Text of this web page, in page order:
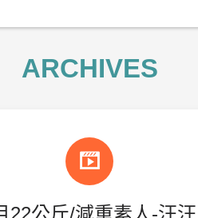
ARCHIVES
22公斤/減重素人-汪汪